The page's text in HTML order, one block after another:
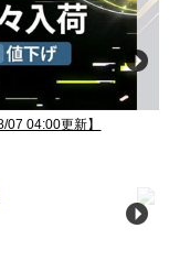
04:00更新】